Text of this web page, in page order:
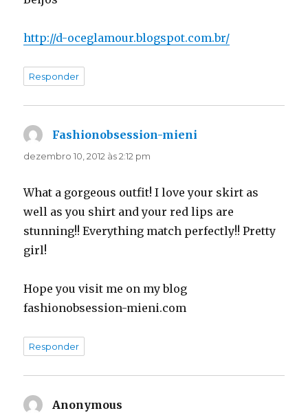
http://d-oceglamour.blogspot.com.br/
Responder
Fashionobsession-mieni
dezembro 10, 2012 às 2:12 pm
What a gorgeous outfit! I love your skirt as
well as you shirt and your red lips are
stunning!! Everything match perfectly!! Pretty
girl!
Hope you visit me on my blog
fashionobsession-mieni.com
Responder
Anonymous